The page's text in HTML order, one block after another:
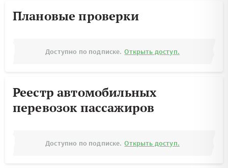
Плановые проверки
Доступно по подписке. Открыть доступ.
Реестр автомобильных
перевозок пассажиров
Доступно по подписке. Открыть доступ.